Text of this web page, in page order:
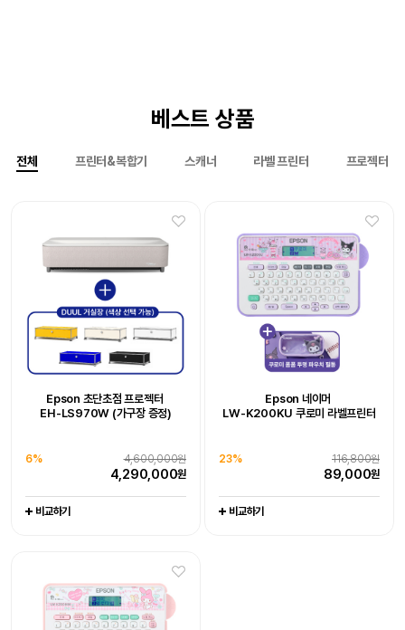
베스트 상품
전체 프린터&복합기 스캐너 라벨 프린터 프로젝터
Epson 초단초점 프로젝터
EH-LS970W (가구장 증정)
4,600,000원
6%
4,290,000원
비교하기
Epson 네이머
LW-K200KU 쿠로미 라벨프린터
116,800원
23%
89,000원
비교하기
Epson EcoTank
포토 복합기 L8180
704,000원
0%
704,000원
비교하기
Epson EcoTank Pro
팩스 복합기 L15150
1,065,000원
1%
1,044,000원
비교하기
Epson WorkForce DS-530III
417,000원
비교하기
Epson WorkForce DS-785W
519,000원
비교하기
Epson 네이머
LW-K200DA 곰돌이 푸 라벨프린터
128,000원
19%
102,800
비교하기
Epson 네이머
LW-H200RK 리락쿠마 라벨프린터
111,000원
88,600원
비교하기
Epson 초단초점 프로젝터
EH-LS970W (가구장 증정)
4,290,000원
[잇섭 Pick] 엡손 라이프스튜디오
빔프로젝터 (EF-72)
1,649,000원